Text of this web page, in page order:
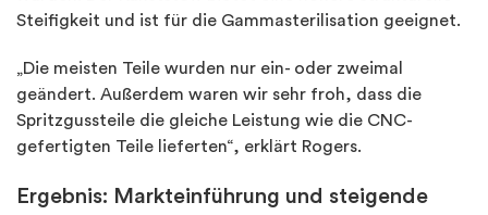
Steifigkeit und ist für die Gammasterilisation geeignet.
„Die meisten Teile wurden nur ein- oder zweimal
geändert. Außerdem waren wir sehr froh, dass die
Spritzgussteile die gleiche Leistung wie die CNC-
gefertigten Teile lieferten“, erklärt Rogers.
Ergebnis: Markteinführung und steigende